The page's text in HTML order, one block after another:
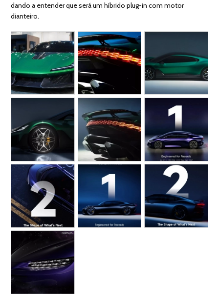
dando a entender que será um híbrido plug-in com motor
dianteiro.